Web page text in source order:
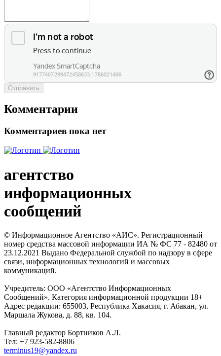
Отправить
Комментарии
Комментариев пока нет
агентство
информационных
сообщений
© Информационное Агентство «АИС». Регистрационный
номер средства массовой информации ИА № ФС 77 - 82480 от
23.12.2021 Выдано Федеральной службой по надзору в сфере
связи, информационных технологий и массовых
коммуникаций.
Учредитель: ООО «Агентство Информационных
Сообщений». Категория информационной продукции 18+
Адрес редакции: 655003, Республика Хакасия, г. Абакан, ул.
Маршала Жукова, д. 88, кв. 104.
Главный редактор Бортников А.Л.
Тел: +7 923-582-8806
terminus19@yandex.ru